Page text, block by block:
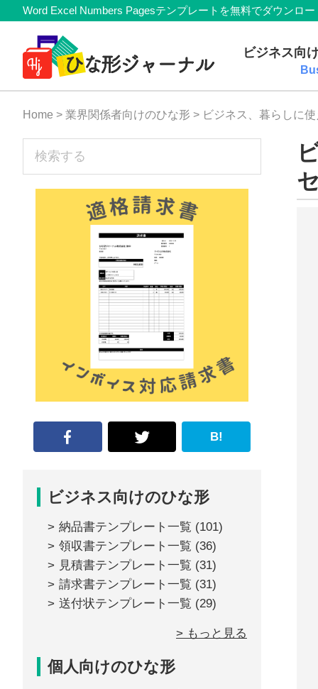
Skip
primary
navigation
Skip
content
Skip
primary
sidebar
Skip
footer
Member
Navigation
Word Excel Numbers Pagesテンプレートを無料でダウンロ
料
テ
ン
レ
形
ジ
ャ
ー
ナ
ビジネス向
Home > 業界関係者向けのひな形 > ビジネス、暮らしに
sidebar
B!
ビジネス向けのひな形
納品書テンプレート一覧 (101)
領収書テンプレート一覧 (36)
見積書テンプレート一覧 (31)
請求書テンプレート一覧 (31)
送付状テンプレート一覧 (29)
> もっと見る
個人向けのひな形